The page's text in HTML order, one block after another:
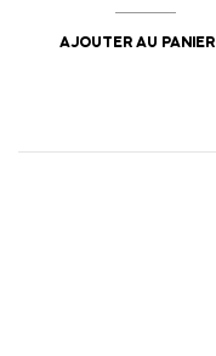
AJOUTER AU PANIER